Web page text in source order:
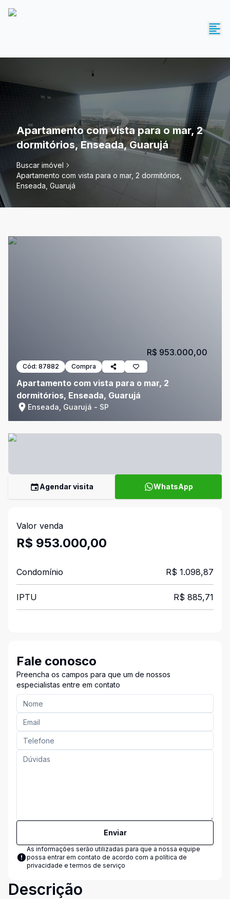
Apartamento com vista para o mar, 2
dormitórios, Enseada, Guarujá
Buscar imóvel
Apartamento com vista para o mar, 2 dormitórios,
Enseada, Guarujá
Cód: 87882 Compra
Apartamento com vista para o mar, 2
dormitórios, Enseada, Guarujá
Enseada, Guarujá - SP
R$ 953.000,00
Agendar visita WhatsApp
Valor venda
R$ 953.000,00
Condomínio R$ 1.098,87
IPTU R$ 885,71
Fale conosco
Preencha os campos para que um de nossos
especialistas entre em contato
Enviar
As informações serão utilizadas para que a nossa equipe
possa entrar em contato de acordo com a política de
privacidade e termos de serviço
Descrição